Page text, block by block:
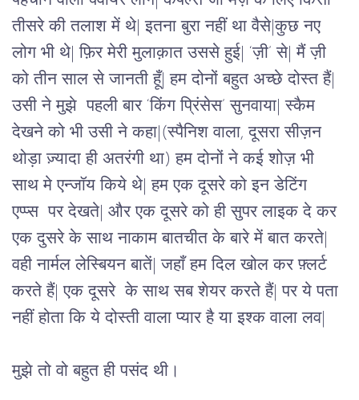
तीसरे की तलाश में थे| इतना बुरा नहीं था वैसे|कुछ नए
लोग भी थे| फ़िर मेरी मुलाक़ात उससे हुई| ‘ज़ी’ से| मैं ज़ी
को तीन साल से जानती हूँ| हम दोनों बहुत अच्छे दोस्त हैं|
उसी ने मुझे  पहली बार ‘किंग प्रिंसेस’ सुनवाया| स्कैम
देखने को भी उसी ने कहा|(स्पैनिश वाला, दूसरा सीज़न
थोड़ा ज़्यादा ही अतरंगी था) हम दोनों ने कई शोज़ भी
साथ मे एन्जॉय किये थे| हम एक दूसरे को इन डेटिंग
एप्प्स  पर देखते| और एक दूसरे को ही सुपर लाइक दे कर
एक दुसरे के साथ नाकाम बातचीत के बारे में बात करते|
वही नार्मल लेस्बियन बातें| जहाँ हम दिल खोल कर फ़्लर्ट
करते हैं| एक दूसरे  के साथ सब शेयर करते हैं| पर ये पता
नहीं होता कि ये दोस्ती वाला प्यार है या इश्क वाला लव|
मुझे तो वो बहुत ही पसंद थी।